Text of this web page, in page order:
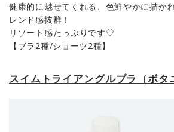
健康的に魅せてくれる、色鮮やかに描か
レンド感抜群！
リゾート感たっぷりです♡
【ブラ2種/ショーツ2種】
スイムトライアングルブラ（ボタ